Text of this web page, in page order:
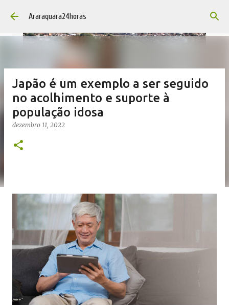
Pular para o conteúdo principal
Araraquara24horas
Japão é um exemplo a ser seguido
no acolhimento e suporte à
população idosa
dezembro 11, 2022